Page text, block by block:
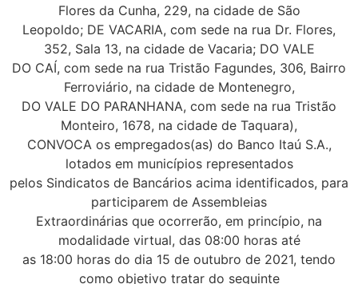
Flores da Cunha, 229, na cidade de São
Leopoldo; DE VACARIA, com sede na rua Dr. Flores,
352, Sala 13, na cidade de Vacaria; DO VALE
DO CAÍ, com sede na rua Tristão Fagundes, 306, Bairro
Ferroviário, na cidade de Montenegro,
DO VALE DO PARANHANA, com sede na rua Tristão
Monteiro, 1678, na cidade de Taquara),
CONVOCA os empregados(as) do Banco Itaú S.A.,
lotados em municípios representados
pelos Sindicatos de Bancários acima identificados, para
participarem de Assembleias
Extraordinárias que ocorrerão, em princípio, na
modalidade virtual, das 08:00 horas até
as 18:00 horas do dia 15 de outubro de 2021, tendo
como objetivo tratar do seguinte